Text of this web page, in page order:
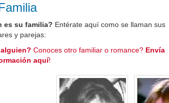
es su familia? Entérate aquí como se llaman sus
y parejas:
Conoces otro familiar o romance? Envía
aquí!